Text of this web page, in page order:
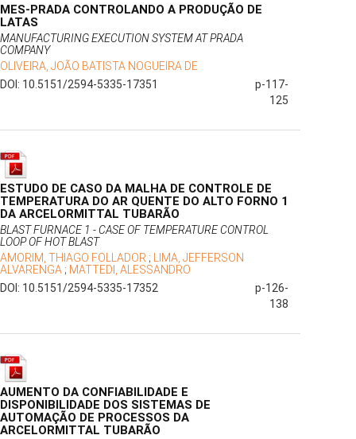
MES-PRADA CONTROLANDO A PRODUÇÃO DE
LATAS
MANUFACTURING EXECUTION SYSTEM AT PRADA
COMPANY
OLIVEIRA, JOÃO BATISTA NOGUEIRA DE
DOI: 10.5151/2594-5335-17351
p-117-
125
ESTUDO DE CASO DA MALHA DE CONTROLE DE
TEMPERATURA DO AR QUENTE DO ALTO FORNO 1
DA ARCELORMITTAL TUBARÃO
BLAST FURNACE 1 - CASE OF TEMPERATURE CONTROL
LOOP OF HOT BLAST
AMORIM, THIAGO FOLLADOR ; LIMA, JEFFERSON
ALVARENGA ; MATTEDI, ALESSANDRO
DOI: 10.5151/2594-5335-17352
p-126-
138
AUMENTO DA CONFIABILIDADE E
DISPONIBILIDADE DOS SISTEMAS DE
AUTOMAÇÃO DE PROCESSOS DA
ARCELORMITTAL TUBARÃO